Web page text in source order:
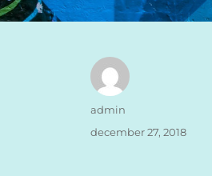
Författare
admin
Publicerat
december 27, 2018